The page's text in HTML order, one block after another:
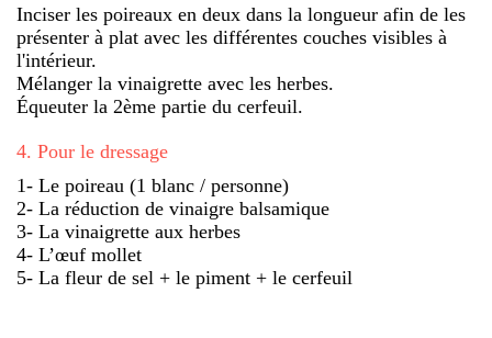
Inciser les poireaux en deux dans la longueur afin de les
présenter à plat avec les différentes couches visibles à
l'intérieur.
Mélanger la vinaigrette avec les herbes.
Équeuter la 2ème partie du cerfeuil.
4. Pour le dressage
1- Le poireau (1 blanc / personne)
2- La réduction de vinaigre balsamique
3- La vinaigrette aux herbes
4- L’œuf mollet
5- La fleur de sel + le piment + le cerfeuil